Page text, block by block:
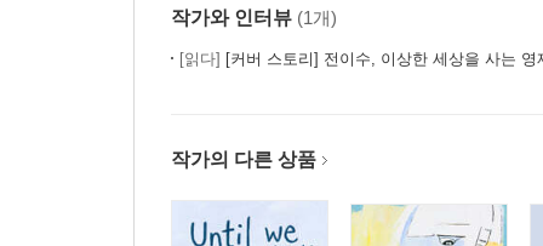
작가와 인터뷰 (1개)
[읽다] [커버 스토리] 전이수, 이상한 세상을 사는 영
작가의 다른 상품